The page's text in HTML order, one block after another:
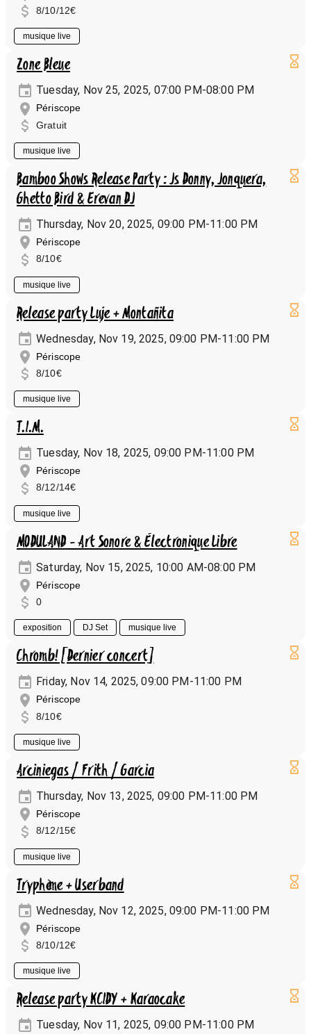
8/10/12€
musique live
Zone Bleue
Tuesday, Nov 25, 2025, 07:00 PM-08:00 PM
Périscope
Gratuit
musique live
Bamboo Shows Release Party : Js Donny, Jonquera,
Ghetto Bird & Erevan DJ
Thursday, Nov 20, 2025, 09:00 PM-11:00 PM
Périscope
8/10€
musique live
Release party Luje + Montañita
Wednesday, Nov 19, 2025, 09:00 PM-11:00 PM
Périscope
8/10€
musique live
T.I.M.
Tuesday, Nov 18, 2025, 09:00 PM-11:00 PM
Périscope
8/12/14€
musique live
MODULAND - Art Sonore & Électronique Libre
Saturday, Nov 15, 2025, 10:00 AM-08:00 PM
Périscope
0
exposition DJ Set musique live
Chromb! [Dernier concert]
Friday, Nov 14, 2025, 09:00 PM-11:00 PM
Périscope
8/10€
musique live
Arciniegas / Frith / Garcia
Thursday, Nov 13, 2025, 09:00 PM-11:00 PM
Périscope
8/12/15€
musique live
Tryphème + Userband
Wednesday, Nov 12, 2025, 09:00 PM-11:00 PM
Périscope
8/10/12€
musique live
Release party KCIDY + Karaocake
Tuesday, Nov 11, 2025, 09:00 PM-11:00 PM